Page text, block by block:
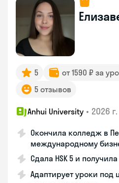
5 от 1590 ₽ за
5 отзывов
Anhui University • 2026 г.
Окончила колледж в
международному
Сдала HSK 5 и
Адаптирует уроки под